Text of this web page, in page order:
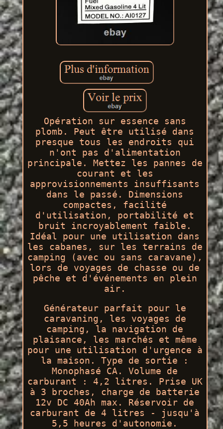
Opération sur essence sans
plomb. Peut être utilisé dans
presque tous les endroits qui
n'ont pas d'alimentation
principale. Mettez les pannes de
courant et les
approvisionnements insuffisants
dans le passé. Dimensions
compactes, facilité
d'utilisation, portabilité et
bruit incroyablement faible.
Idéal pour une utilisation dans
les cabanes, sur les terrains de
camping (avec ou sans caravane),
lors de voyages de chasse ou de
pêche et d'événements en plein
air.
Générateur parfait pour le
caravaning, les voyages de
camping, la navigation de
plaisance, les marchés et même
pour une utilisation d'urgence à
la maison. Type de sortie :
Monophasé CA. Volume de
carburant : 4,2 litres. Prise UK
à 3 broches, charge de batterie
12v DC 40Ah max. Réservoir de
carburant de 4 litres - jusqu'à
5,5 heures d'autonomie.